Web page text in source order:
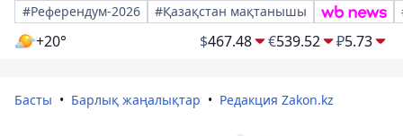
#Референдум-2026
#Қазақстан мақтанышы
+20° $467.48 €539.52 ₽5.73
Басты Барлық жаңалықтар Редакция Zakon.kz